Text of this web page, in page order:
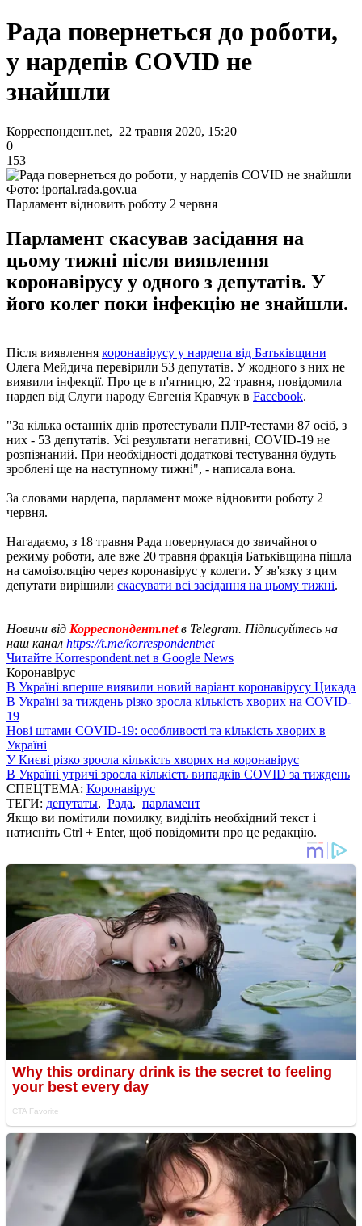
Рада повернеться до роботи,
у нардепів COVID не
знайшли
Корреспондент.net, 22 травня 2020, 15:20
0
153
Фото: iportal.rada.gov.ua
Парламент відновить роботу 2 червня
Парламент скасував засідання на
цьому тижні після виявлення
коронавірусу у одного з депутатів. У
його колег поки інфекцію не знайшли.
Після виявлення коронавірусу у нардепа від Батьківщини
Олега Мейдича перевірили 53 депутатів. У жодного з них не
виявили інфекції. Про це в п'ятницю, 22 травня, повідомила
нардеп від Слуги народу Євгенія Кравчук в Facebook.
"За кілька останніх днів протестували ПЛР-тестами 87 осіб, з
них - 53 депутатів. Усі результати негативні, COVID-19 не
розпізнаний. При необхідності додаткові тестування будуть
зроблені ще на наступному тижні", - написала вона.
За словами нардепа, парламент може відновити роботу 2
червня.
Нагадаємо, з 18 травня Рада повернулася до звичайного
режиму роботи, але вже 20 травня фракція Батьківщина пішла
на самоізоляцію через коронавірус у колеги. У зв'язку з цим
депутати вирішили скасувати всі засідання на цьому тижні.
Новини від Корреспондент.netв Telegram. Підписуйтесь на
наш канал https://t.me/korrespondentnet
Читайте Korrespondent.net в Google News
Коронавірус
В Україні вперше виявили новий варіант коронавірусу Цикада
В Україні за тиждень різко зросла кількість хворих на COVID-
19
Нові штами COVID-19: особливості та кількість хворих в
Україні
У Києві різко зросла кількість хворих на коронавірус
В Україні утричі зросла кількість випадків COVID за тиждень
СПЕЦТЕМА: Коронавірус
ТЕГИ: депутаты, Рада, парламент
Якщо ви помітили помилку, виділіть необхідний текст і
натисніть Ctrl + Enter, щоб повідомити про це редакцію.